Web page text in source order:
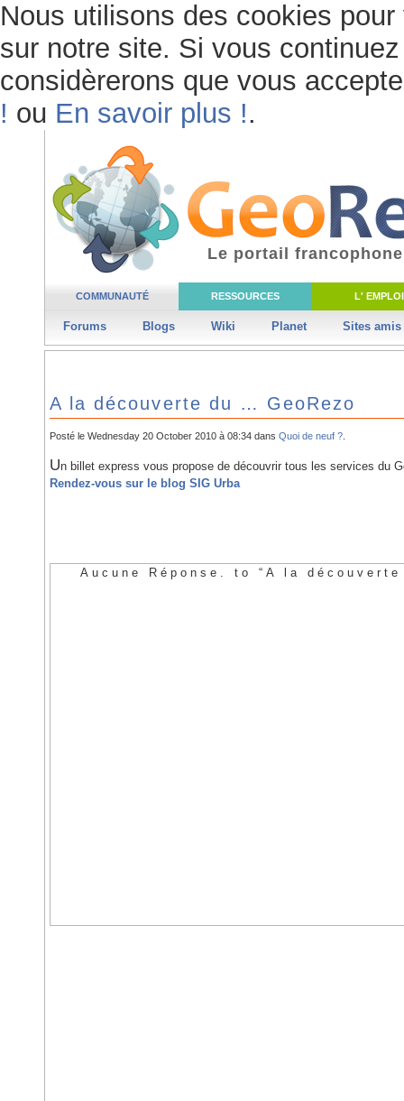
Nous utilisons des cookies
sur notre site. Si vous
considèrerons que vous
! ou En savoir plus !.
COMMUNAUTÉ RESSOURCES L' EMPLOI
Forums Blogs Wiki Planet Sites amis
Le portail
A la découverte du … GeoRezo
Posté le Wednesday 20 October 2010 à 08:34 dans Quoi de neuf ?
Un billet express vous propose de découvrir tous les services du
Rendez-vous sur le blog SIG Urba
Aucune Réponse. to “A la